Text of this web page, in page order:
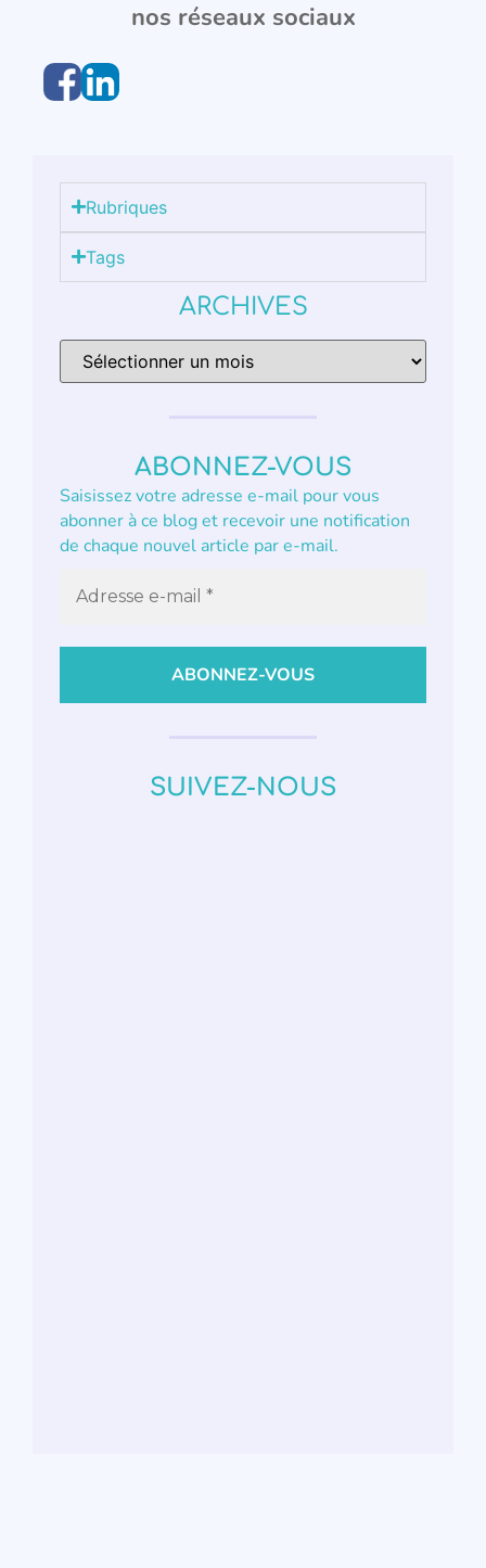
nos réseaux sociaux
Rubriques
Tags
ARCHIVES
ABONNEZ-VOUS
Saisissez votre adresse e-mail pour vous
abonner à ce blog et recevoir une notification
de chaque nouvel article par e-mail.
SUIVEZ-NOUS